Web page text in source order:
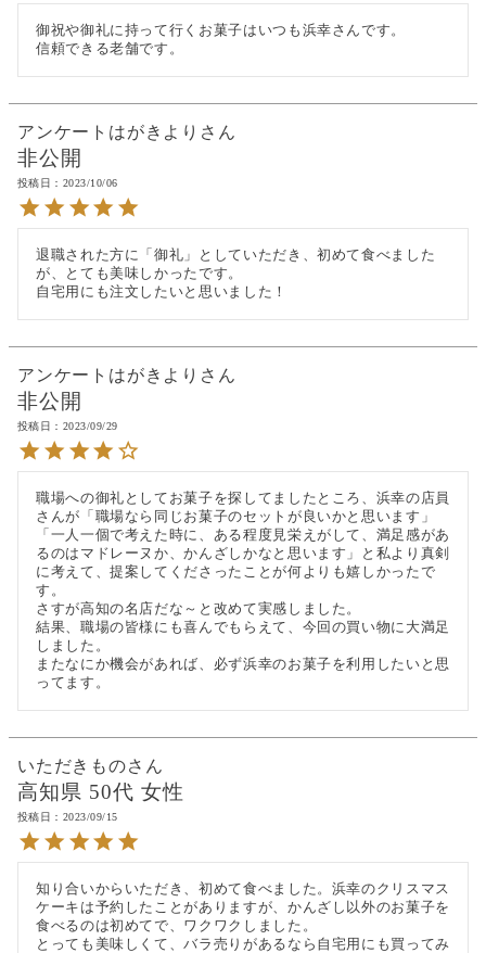
御祝や御礼に持って行くお菓子はいつも浜幸さんです。
信頼できる老舗です。
アンケートはがきより
非公開
投稿日 2023/10/06
退職された方に「御礼」としていただき、初めて食べました
が、とても美味しかったです。
自宅用にも注文したいと思いました！
アンケートはがきより
非公開
投稿日 2023/09/29
職場への御礼としてお菓子を探してましたところ、浜幸の店員
さんが「職場なら同じお菓子のセットが良いかと思います」
「一人一個で考えた時に、ある程度見栄えがして、満足感があ
るのはマドレーヌか、かんざしかなと思います」と私より真剣
に考えて、提案してくださったことが何よりも嬉しかったで
す。
さすが高知の名店だな～と改めて実感しました。
結果、職場の皆様にも喜んでもらえて、今回の買い物に大満足
しました。
またなにか機会があれば、必ず浜幸のお菓子を利用したいと思
ってます。
いただきもの
高知県 50代 女性
投稿日 2023/09/15
知り合いからいただき、初めて食べました。浜幸のクリスマス
ケーキは予約したことがありますが、かんざし以外のお菓子を
食べるのは初めてで、ワクワクしました。
とっても美味しくて、バラ売りがあるなら自宅用にも買ってみ